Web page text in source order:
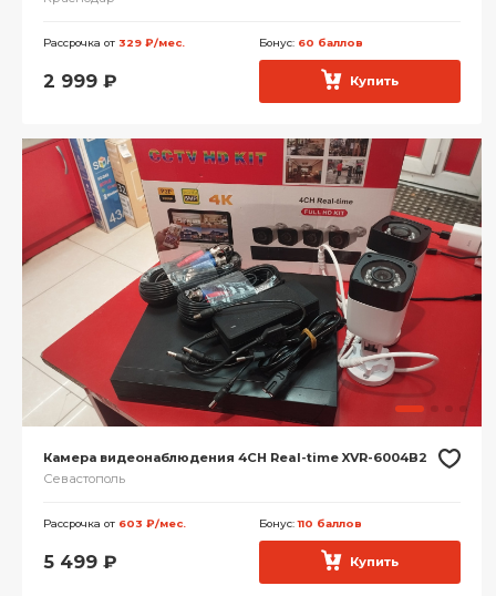
Рассрочка от 329 ₽/мес. Бонус: 60 баллов
2 999 ₽ Купить
Камера видеонаблюдения 4CH Real-time XVR-6004B2
Севастополь
Рассрочка от 603 ₽/мес. Бонус:110 баллов
5 499 ₽ Купить